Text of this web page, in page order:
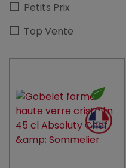
Petits Prix
Top Vente